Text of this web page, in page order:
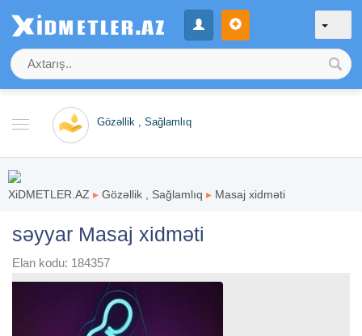
Gözəllik , Sağlamlıq
XiDMETLER.AZ ▸ Gözəllik , Sağlamlıq ▸ Masaj xidməti
səyyar Masaj xidməti
Elan kodu: 184357